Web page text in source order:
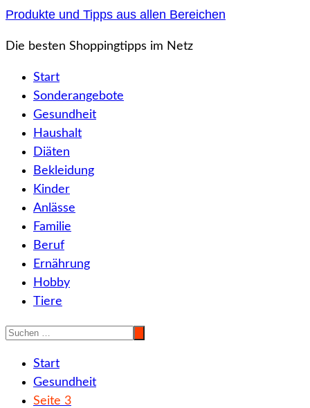
Zum
springen
Produkte und Tipps aus allen Bereichen
Die besten Shoppingtipps im Netz
Start
Sonderangebote
Gesundheit
Haushalt
Diäten
Bekleidung
Kinder
Anlässe
Familie
Beruf
Ernährung
Hobby
Tiere
Start
Gesundheit
Seite 3